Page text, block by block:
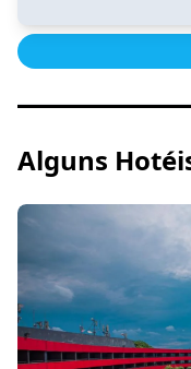
Ver horários
Ceilândia –
Alguns